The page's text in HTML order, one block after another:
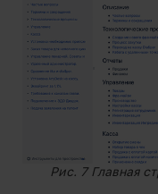
Рис. 7 Главная